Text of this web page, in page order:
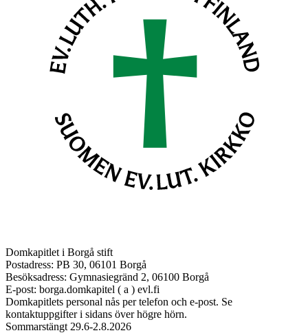
Domkapitlet i Borgå stift
Postadress: PB 30, 06101 Borgå
Besöksadress: Gymnasiegränd 2, 06100 Borgå
E-post: borga.domkapitel ( a ) evl.fi
Domkapitlets personal nås per telefon och e-post. Se
kontaktuppgifter i sidans över högre hörn.
Sommarstängt 29.6-2.8.2026